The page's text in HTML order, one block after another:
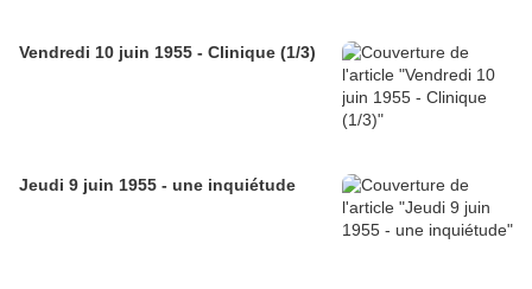
Vendredi 10 juin 1955 - Clinique (1/3)
Jeudi 9 juin 1955 - une inquiétude